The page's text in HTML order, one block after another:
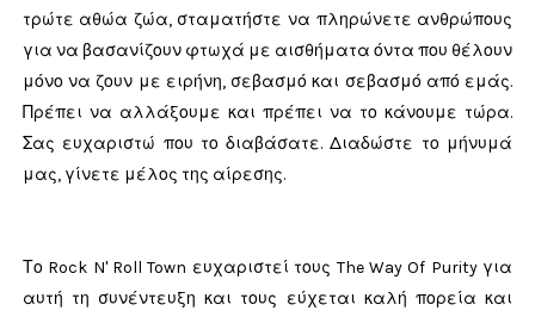
τρώτε αθώα ζώα, σταματήστε να πληρώνετε ανθρώπους
για να βασανίζουν φτωχά με αισθήματα όντα που θέλουν
μόνο να ζουν με ειρήνη, σεβασμό και σεβασμό από εμάς.
Πρέπει να αλλάξουμε και πρέπει να το κάνουμε τώρα.
Σας ευχαριστώ που το διαβάσατε. Διαδώστε το μήνυμά
μας, γίνετε μέλος της αίρεσης.
Το Rock N' Roll Town ευχαριστεί τους The Way Of Purity για
αυτή τη συνέντευξη και τους εύχεται καλή πορεία και